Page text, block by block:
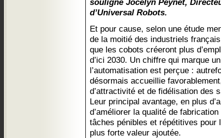
souligne Jocelyn Peynet,
d’Universal Robots.
Et pour cause, selon une étude
de la moitié des industriels
que les cobots créeront plus
d’ici 2030. Un chiffre qui marque
l’automatisation est perçue :
désormais accueillie
d’attractivité et de fidélisation des
Leur principal avantage, en plus
d’améliorer la qualité de
tâches pénibles et répétitives
plus forte valeur ajoutée.